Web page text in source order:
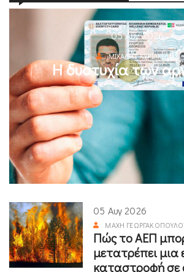
05 Αυγ 2026
ΜΙΧΆΛΗΣ ΚΥΡΙΑΚΊΔΗΣ
Η δυστυχία των
05 Αυγ 2026
ΜΆΧΗ
Πώς το ΑΕΠ
μετατρέπει μια
καταστροφή σε